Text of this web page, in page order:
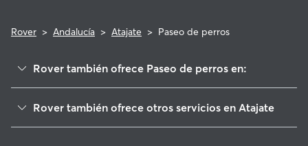
Rover > Andalucía > Atajate > Paseo de perros
Rover también ofrece Paseo de perros en:
Rover también ofrece otros servicios en Atajate